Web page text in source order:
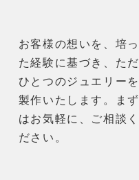
お客様の想いを、培っ
た経験に基づき、ただ
ひとつのジュエリーを
製作いたします。まず
はお気軽に、ご相談く
ださい。